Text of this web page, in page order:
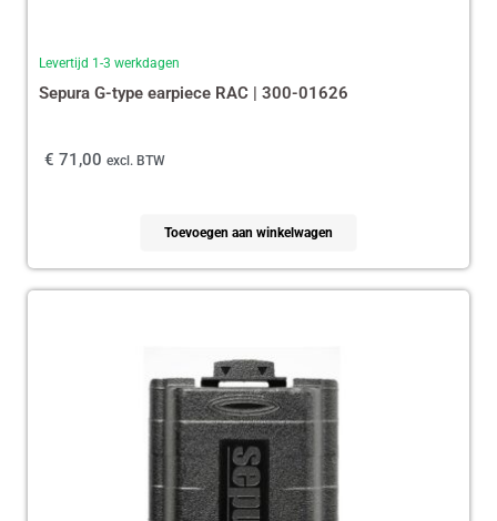
Levertijd 1-3 werkdagen
Sepura G-type earpiece RAC | 300-01626
€ 71,00 excl. BTW
Toevoegen aan winkelwagen